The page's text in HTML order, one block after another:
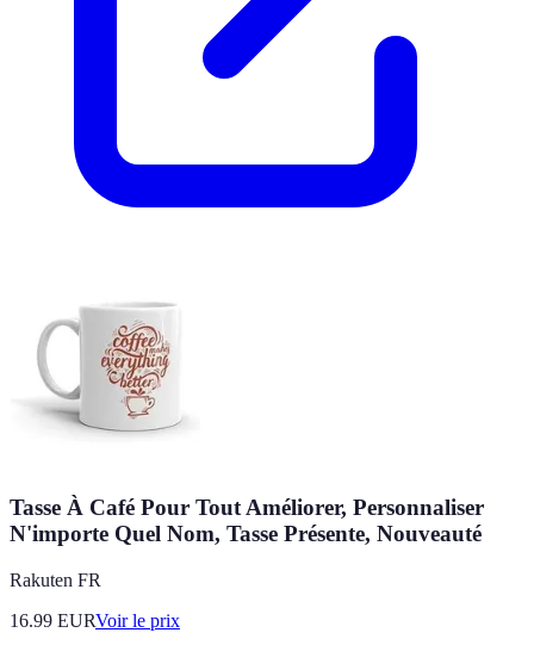
Tasse À Café Pour Tout Améliorer, Personnaliser
N'importe Quel Nom, Tasse Présente, Nouveauté
Rakuten FR
16.99 EURVoir le prix